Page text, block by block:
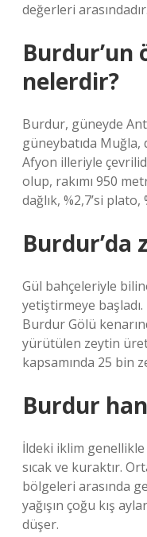
değerleri arasındadır.
Burdur’un
nelerdir?
Burdur, güneyde
güneybatıda
Afyon illeriyle
olup, rakımı 950
dağlık, %2,7’si plato,
Burdur’da
Gül bahçeleriyle
yetiştirmeye başladı.
Burdur Gölü
yürütülen zeytin
kapsamında 25 bin
Burdur
İldeki iklim genellikle
sıcak ve kuraktır.
bölgeleri arasında
yağışın çoğu kış
düşer.